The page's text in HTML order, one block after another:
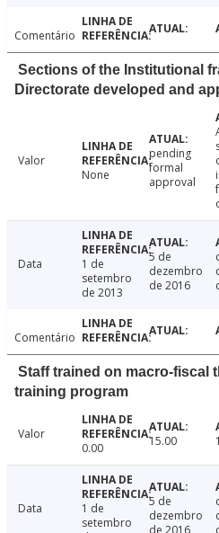
Comentário
Sections of the Institutional
Directorate developed and
Valor
None
pending
formal
approval
Data
1 de
setembro
de 2013
5 de
dezembro
de 2016
Comentário
Staff trained on macro-fiscal
training program
Valor
0.00
15.00
Data
1 de
setembro
5 de
dezembro